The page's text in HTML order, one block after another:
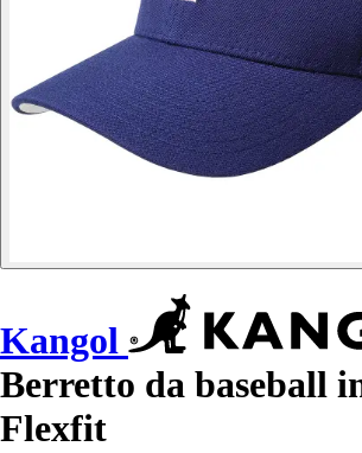
Kangol
Berretto da baseball
Flexfit